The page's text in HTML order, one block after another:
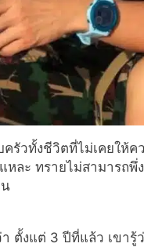
รัวทั้งชีวิตที่ไม่เคยให้
หละ ทรายไม่สามารถ
ตั้งแต่ 3 ปีที่แล้ว เขารู้